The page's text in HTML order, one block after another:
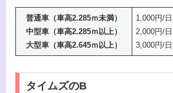
普通車（車高2.285ｍ未満）
中型車（車高2.285ｍ以上）
大型車（車高2.645ｍ以上）
1,000円/日
2,000円/日
3,000円/日
タイムズのB